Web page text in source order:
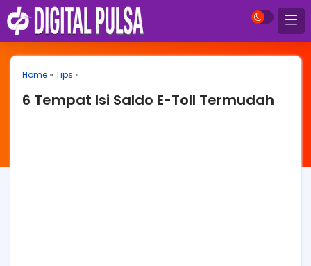
Home» Tips »
6 Tempat Isi Saldo E-Toll Termudah